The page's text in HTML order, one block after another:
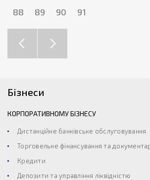
88
89 90 91
Бізнеси
КОРПОРАТИВНОМУ БІЗНЕСУ
Дистанційне банківське обслуговування
Торговельне фінансування та
Кредити
Депозити та управління ліквідністю